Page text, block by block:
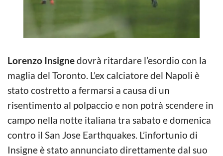
Lorenzo Insignedovrà ritardare l’esordio con la
maglia del Toronto. L’ex calciatore del Napoli è
stato costretto a fermarsi a causa di un
risentimento al polpaccio e non potrà scendere in
campo nella notte italiana tra sabato e domenica
contro il San Jose Earthquakes. L’infortunio di
Insigne è stato annunciato direttamente dal suo